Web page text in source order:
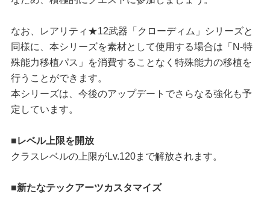
なお、レアリティ★12武器「クローディム」シリーズと
同様に、本シリーズを素材として使用する場合は「N-特
殊能力移植パス」を消費することなく特殊能力の移植を
行うことができます。
本シリーズは、今後のアップデートでさらなる強化も予
定しています。
■レベル上限を開放
クラスレベルの上限がLv.120まで解放されます。
■新たなテックアーツカスタマイズ